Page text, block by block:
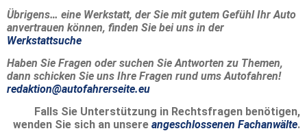
Übrigens… eine Werkstatt, der Sie mit gutem Gefühl Ihr Auto
anvertrauen können, finden Sie bei uns in der
Werkstattsuche
Haben Sie Fragen oder suchen Sie Antworten zu Themen,
dann schicken Sie uns Ihre Fragen rund ums Autofahren!
redaktion@autofahrerseite.eu
Falls Sie Unterstützung in Rechtsfragen benötigen,
wenden Sie sich an unsere angeschlossenen Fachanwälte.